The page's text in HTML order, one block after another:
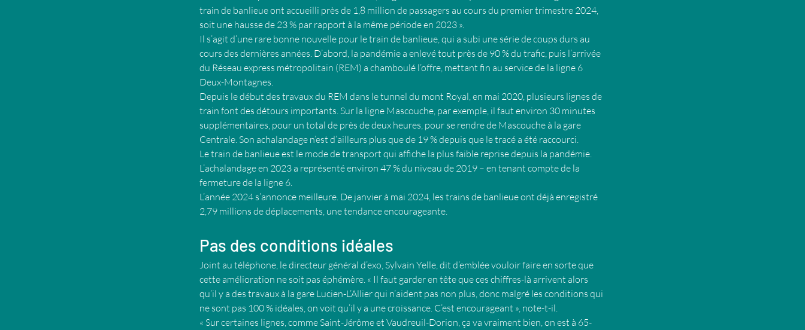
train de banlieue ont accueilli près de 1,8 million de passagers au cours du premier trimestre 2024,
soit une hausse de 23 % par rapport à la même période en 2023 ».
Il s’agit d’une rare bonne nouvelle pour le train de banlieue, qui a subi une série de coups durs au
cours des dernières années. D’abord, la pandémie a enlevé tout près de 90 % du trafic, puis l’arrivée
du Réseau express métropolitain (REM) a chamboulé l’offre, mettant fin au service de la ligne 6
Deux-Montagnes.
Depuis le début des travaux du REM dans le tunnel du mont Royal, en mai 2020, plusieurs lignes de
train font des détours importants. Sur la ligne Mascouche, par exemple, il faut environ 30 minutes
supplémentaires, pour un total de près de deux heures, pour se rendre de Mascouche à la gare
Centrale. Son achalandage n’est d’ailleurs plus que de 19 % depuis que le tracé a été raccourci.
Le train de banlieue est le mode de transport qui affiche la plus faible reprise depuis la pandémie.
L’achalandage en 2023 a représenté environ 47 % du niveau de 2019 – en tenant compte de la
fermeture de la ligne 6.
L’année 2024 s’annonce meilleure. De janvier à mai 2024, les trains de banlieue ont déjà enregistré
2,79 millions de déplacements, une tendance encourageante.
Pas des conditions idéales
Joint au téléphone, le directeur général d’exo, Sylvain Yelle, dit d’emblée vouloir faire en sorte que
cette amélioration ne soit pas éphémère. « Il faut garder en tête que ces chiffres-là arrivent alors
qu’il y a des travaux à la gare Lucien-L’Allier qui n’aident pas non plus, donc malgré les conditions qui
ne sont pas 100 % idéales, on voit qu’il y a une croissance. C’est encourageant », note-t-il.
« Sur certaines lignes, comme Saint-Jérôme et Vaudreuil-Dorion, ça va vraiment bien, on est à 65-